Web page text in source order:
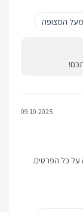
מעל המצופה
09.10.2025
על כל הפרטים.